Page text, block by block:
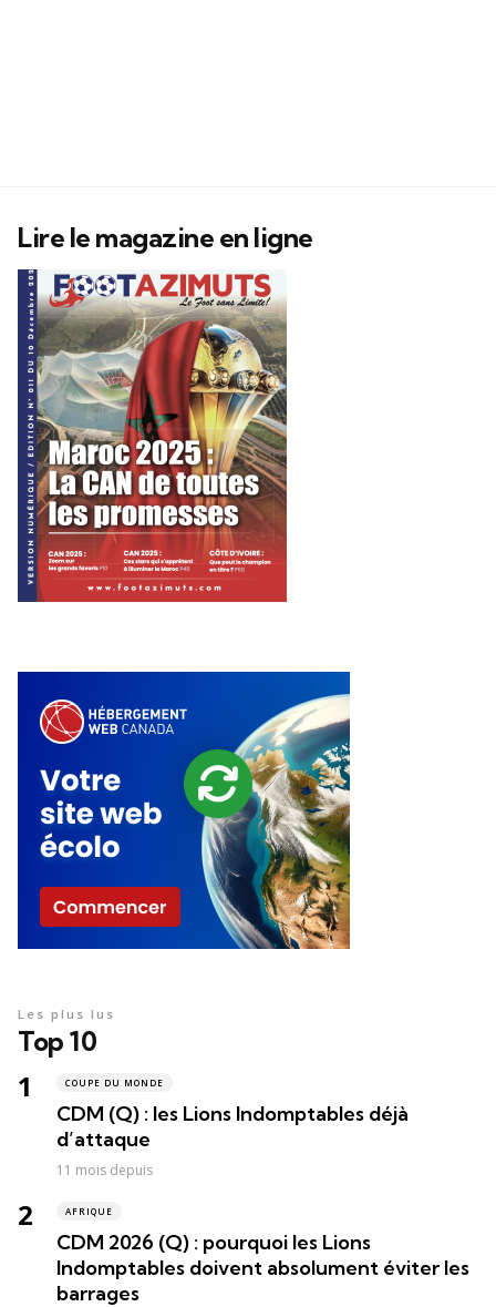
Lire le magazine en ligne
Top 10
Les plus lus
COUPE DU MONDE
CDM (Q) : les Lions Indomptables déjà
d’attaque
11 mois depuis
AFRIQUE
CDM 2026 (Q) : pourquoi les Lions
Indomptables doivent absolument éviter les
barrages